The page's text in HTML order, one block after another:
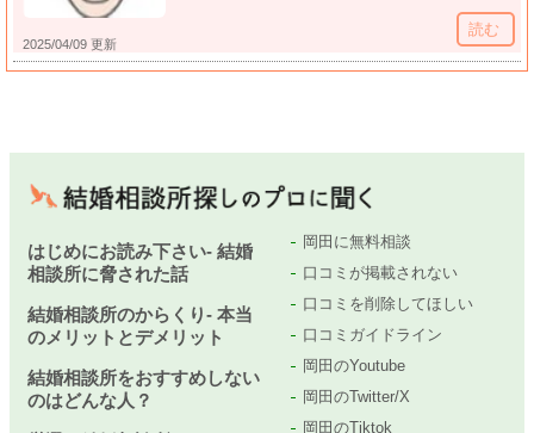
2025/04/09 更新
読む
はじめにお読み下さい- 結婚
相談所に脅された話
結婚相談所のからくり- 本当
のメリットとデメリット
結婚相談所をおすすめしない
のはどんな人？
岡田に無料相談
口コミが掲載されない
口コミを削除してほしい
口コミガイドライン
岡田のYoutube
岡田のTwitter/X
岡田のTiktok